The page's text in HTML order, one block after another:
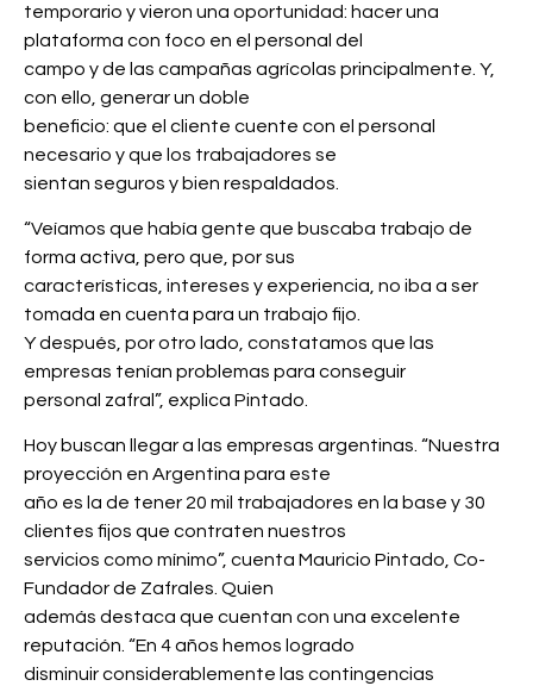
temporario y vieron una oportunidad: hacer una
plataforma con foco en el personal del
campo y de las campañas agrícolas principalmente. Y,
con ello, generar un doble
beneficio: que el cliente cuente con el personal
necesario y que los trabajadores se
sientan seguros y bien respaldados.
“Veíamos que había gente que buscaba trabajo de
forma activa, pero que, por sus
características, intereses y experiencia, no iba a ser
tomada en cuenta para un trabajo fijo.
Y después, por otro lado, constatamos que las
empresas tenían problemas para conseguir
personal zafral”, explica Pintado.
Hoy buscan llegar a las empresas argentinas. “Nuestra
proyección en Argentina para este
año es la de tener 20 mil trabajadores en la base y 30
clientes fijos que contraten nuestros
servicios como mínimo”, cuenta Mauricio Pintado, Co-
Fundador de Zafrales. Quien
además destaca que cuentan con una excelente
reputación. “En 4 años hemos logrado
disminuir considerablemente las contingencias